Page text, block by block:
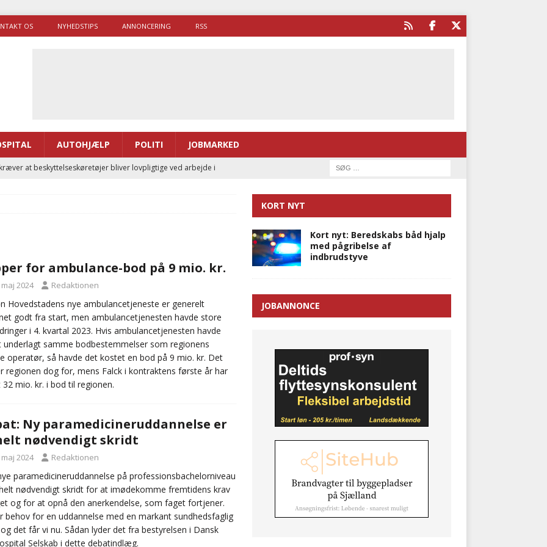
OS NYHEDSTIPS ANNONCERING RSS
AUTOHJÆLP POLITI JOBMARKED
at beskyttelseskøretøjer bliver lovpligtige ved arbejde i
og el-sygetransportvogn til Samsø
Tilbud på patienttransport kunne ikke ændres efter
for ambulance-bod på 9 mio. kr.
maj 2024 Redaktionen
Hovedstadens nye ambulancetjeneste er generelt
godt fra start, men ambulancetjenesten havde store
i 4. kvartal 2023. Hvis ambulancetjenesten havde
samme bodbestemmelser som regionens
operatør, så havde det kostet en bod på 9 mio. kr. Det
regionen dog for, mens Falck i kontraktens første år har
mio. kr. i bod til regionen.
Ny paramedicineruddannelse er
nødvendigt skridt
maj 2024 Redaktionen
paramedicineruddannelse på professionsbachelorniveau
nødvendigt skridt for at imødekomme fremtidens krav
og for at opnå den anerkendelse, som faget fortjener.
behov for en uddannelse med en markant sundhedsfaglig
det får vi nu. Sådan lyder det fra bestyrelsen i Dansk
Selskab i dette debatindlæg.
KORT NYT
Kort nyt: Beredskabs båd hjalp
med pågribelse af
indbrudstyve
JOBANNONCE